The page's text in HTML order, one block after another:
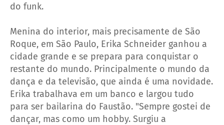
do funk.
Menina do interior, mais precisamente de São
Roque, em São Paulo, Erika Schneider ganhou a
cidade grande e se prepara para conquistar o
restante do mundo. Principalmente o mundo da
dança e da televisão, que ainda é uma novidade.
Erika trabalhava em um banco e largou tudo
para ser bailarina do Faustão. "Sempre gostei de
dançar, mas como um hobby. Surgiu a